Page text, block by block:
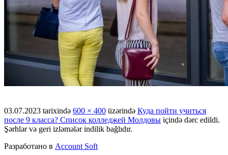
03.07.2023 tarixində 600 × 400 üzərində Куда пойти учиться
после 9 класса? Список колледжей Молдовы içində dərc edildi.
Şərhlər və geri izləmələr indilik bağlıdır.
Разработано в Account Soft